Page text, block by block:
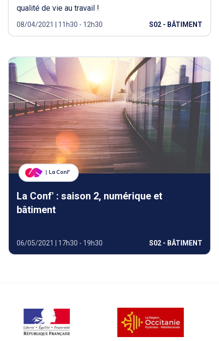
qualité de vie au travail !
08/04/2021 | 11h30 - 12h30 S02 - BÂTIMENT
La Conf’
La Conf' : saison 2, numérique et
bâtiment
06/05/2021 | 17h30 - 19h30 S02 - BÂTIMENT